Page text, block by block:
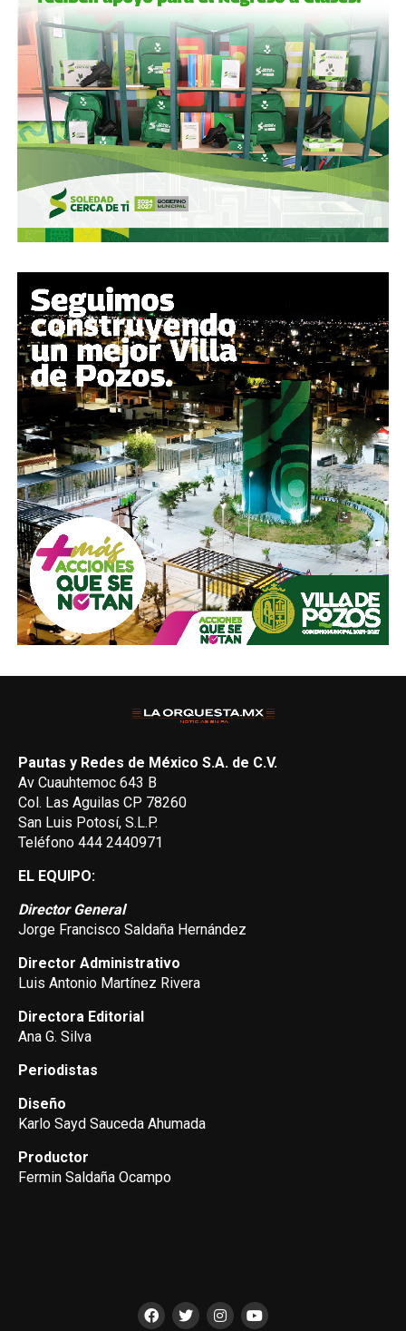
Pautas y Redes de México S.A. de C.V.
Av Cuauhtemoc 643 B
Col. Las Aguilas CP 78260
San Luis Potosí, S.L.P.
Teléfono 444 2440971
EL EQUIPO:
Director General
Jorge Francisco Saldaña Hernández
Director Administrativo
Luis Antonio Martínez Rivera
Directora Editorial
Ana G. Silva
Periodistas
Diseño
Karlo Sayd Sauceda Ahumada
Productor
Fermin Saldaña Ocampo